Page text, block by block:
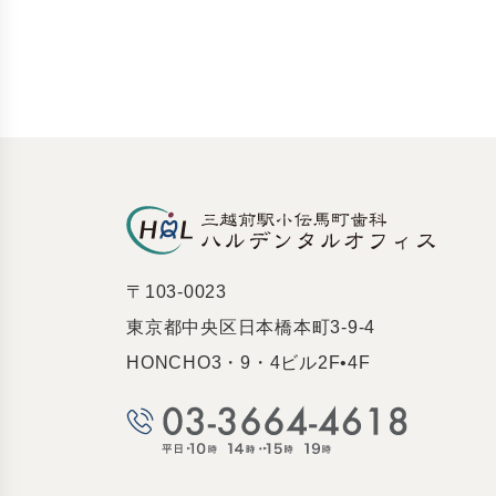
〒103-0023
東京都中央区日本橋本町3-9-4
HONCHO3・9・4ビル2F•4F